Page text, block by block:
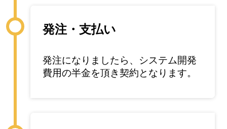
発注・支払い
発注になりましたら、システム開発
費用の半金を頂き契約となります。